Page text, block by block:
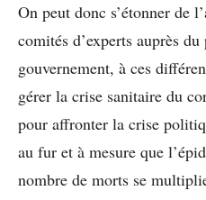
On peut donc s’étonner de
comités d’experts auprès
gouvernement, à ces
gérer la crise sanitaire du
pour affronter la crise
au fur et à mesure que
nombre de morts se